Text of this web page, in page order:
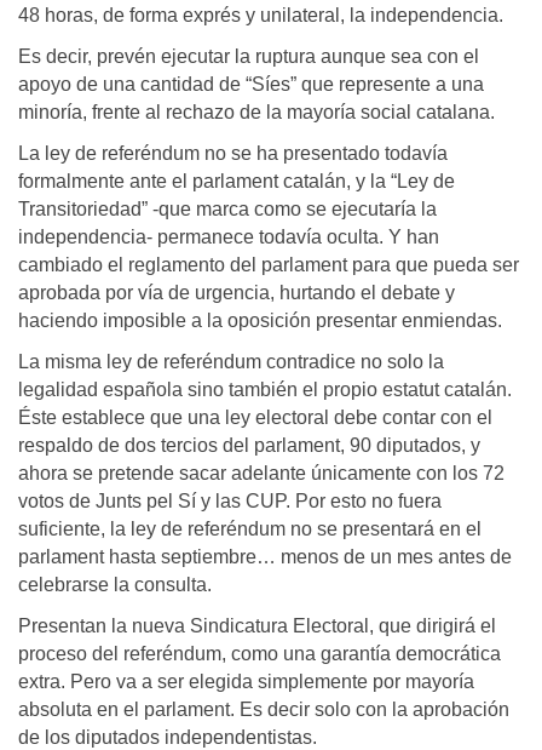
48 horas, de forma exprés y unilateral, la independencia.
Es decir, prevén ejecutar la ruptura aunque sea con el
apoyo de una cantidad de “Síes” que represente a una
minoría, frente al rechazo de la mayoría social catalana.
La ley de referéndum no se ha presentado todavía
formalmente ante el parlament catalán, y la “Ley de
Transitoriedad” -que marca como se ejecutaría la
independencia- permanece todavía oculta. Y han
cambiado el reglamento del parlament para que pueda ser
aprobada por vía de urgencia, hurtando el debate y
haciendo imposible a la oposición presentar enmiendas.
La misma ley de referéndum contradice no solo la
legalidad española sino también el propio estatut catalán.
Éste establece que una ley electoral debe contar con el
respaldo de dos tercios del parlament, 90 diputados, y
ahora se pretende sacar adelante únicamente con los 72
votos de Junts pel Sí y las CUP. Por esto no fuera
suficiente, la ley de referéndum no se presentará en el
parlament hasta septiembre… menos de un mes antes de
celebrarse la consulta.
Presentan la nueva Sindicatura Electoral, que dirigirá el
proceso del referéndum, como una garantía democrática
extra. Pero va a ser elegida simplemente por mayoría
absoluta en el parlament. Es decir solo con la aprobación
de los diputados independentistas.